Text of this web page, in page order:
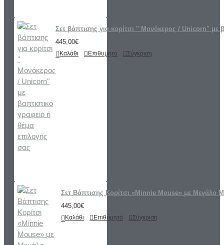
Σετ βάπτισης για κορίτσι " Μονόκερος / Unicorn" με
445,00€
Καλάθι Επιθυμητό Σύγκριση
Σετ Βάπτισης Κορίτσι «Minnie Mouse» με Μεγάλο
445,00€
Καλάθι Επιθυμητό Σύγκριση